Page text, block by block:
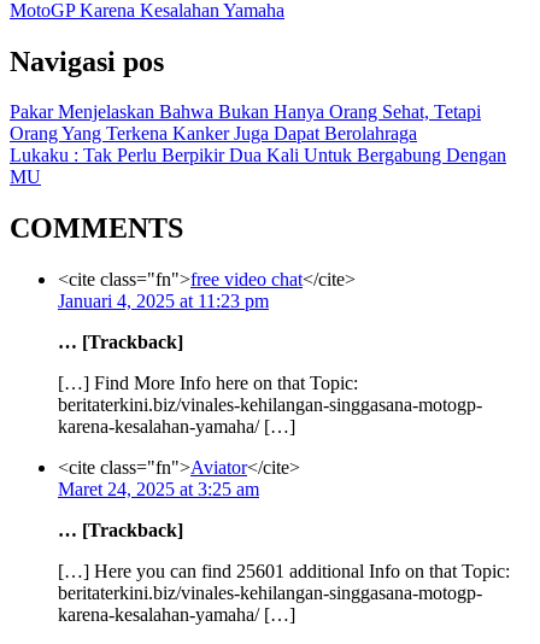
MotoGP Karena Kesalahan Yamaha
Navigasi pos
Pakar Menjelaskan Bahwa Bukan Hanya Orang Sehat, Tetapi
Orang Yang Terkena Kanker Juga Dapat Berolahraga
Lukaku : Tak Perlu Berpikir Dua Kali Untuk Bergabung Dengan
MU
COMMENTS
<cite class="fn">free video chat</cite>
Januari 4, 2025 at 11:23 pm
… [Trackback]
[…] Find More Info here on that Topic:
beritaterkini.biz/vinales-kehilangan-singgasana-motogp-
karena-kesalahan-yamaha/ […]
<cite class="fn">Aviator</cite>
Maret 24, 2025 at 3:25 am
… [Trackback]
[…] Here you can find 25601 additional Info on that Topic:
beritaterkini.biz/vinales-kehilangan-singgasana-motogp-
karena-kesalahan-yamaha/ […]